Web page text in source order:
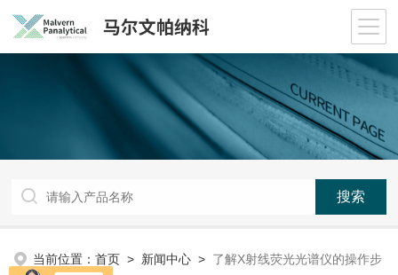
当前位置：首页 > 新闻中心 > 了解X射线荧光光谱仪的操作步